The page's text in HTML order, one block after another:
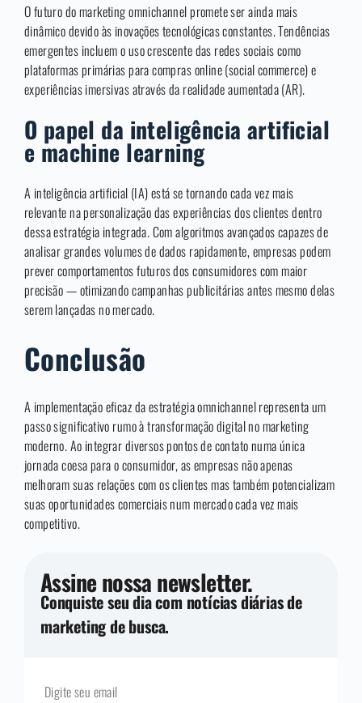
O futuro do marketing omnichannel promete ser ainda mais
dinâmico devido às inovações tecnológicas constantes. Tendências
emergentes incluem o uso crescente das redes sociais como
plataformas primárias para compras online (social commerce) e
experiências imersivas através da realidade aumentada (AR).
O papel da inteligência artificial
e machine learning
A inteligência artificial (IA) está se tornando cada vez mais
relevante na personalização das experiências dos clientes dentro
dessa estratégia integrada. Com algoritmos avançados capazes de
analisar grandes volumes de dados rapidamente, empresas podem
prever comportamentos futuros dos consumidores com maior
precisão — otimizando campanhas publicitárias antes mesmo delas
serem lançadas no mercado.
Conclusão
A implementação eficaz da estratégia omnichannel representa um
passo significativo rumo à transformação digital no marketing
moderno. Ao integrar diversos pontos de contato numa única
jornada coesa para o consumidor, as empresas não apenas
melhoram suas relações com os clientes mas também potencializam
suas oportunidades comerciais num mercado cada vez mais
competitivo.
Assine nossa newsletter.
Conquiste seu dia com notícias diárias de
marketing de busca.